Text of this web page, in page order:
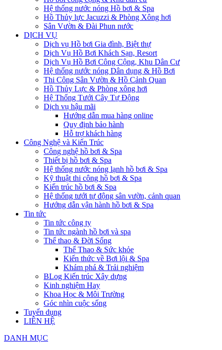
Hệ thống nước nóng Hồ bơi & Spa
Hồ Thủy lực Jacuzzi & Phòng Xông hơi
Sân Vườn & Đài Phun nước
DỊCH VỤ
Dịch vụ Hồ bơi Gia đình, Biệt thự
Dịch Vụ Hồ Bơi Khách Sạn, Resort
Dịch Vụ Hồ Bơi Công Cộng, Khu Dân Cư
Hệ thống nước nóng Dân dụng & Hồ Bơi
Thi Công Sân Vườn & Hồ Cảnh Quan
Hồ Thủy Lực & Phòng xông hơi
Hệ Thống Tưới Cây Tự Động
Dịch vụ hậu mãi
Hướng dẫn mua hàng online
Quy định bảo hành
Hỗ trợ khách hàng
Công Nghệ và Kiến Trúc
Công nghệ hồ bơi & Spa
Thiết bị hồ bơi & Spa
Hệ thống nước nóng lạnh hồ bơi & Spa
Kỹ thuật thi công hồ bơi & Spa
Kiến trúc hồ bơi & Spa
Hệ thống tưới tự động sân vườn, cảnh quan
Hướng dẫn vận hành hồ bơi & Spa
Tin tức
Tin tức công ty
Tin tức ngành hồ bơi và spa
Thể thao & Đời Sống
Thể Thao & Sức khỏe
Kiến thức về Bơi lội & Spa
Khám phá & Trải nghiệm
BLog Kiến trúc Xây dựng
Kinh nghiệm Hay
Khoa Học & Môi Trường
Góc nhìn cuộc sống
Tuyển dụng
LIÊN HỆ
DANH MỤC